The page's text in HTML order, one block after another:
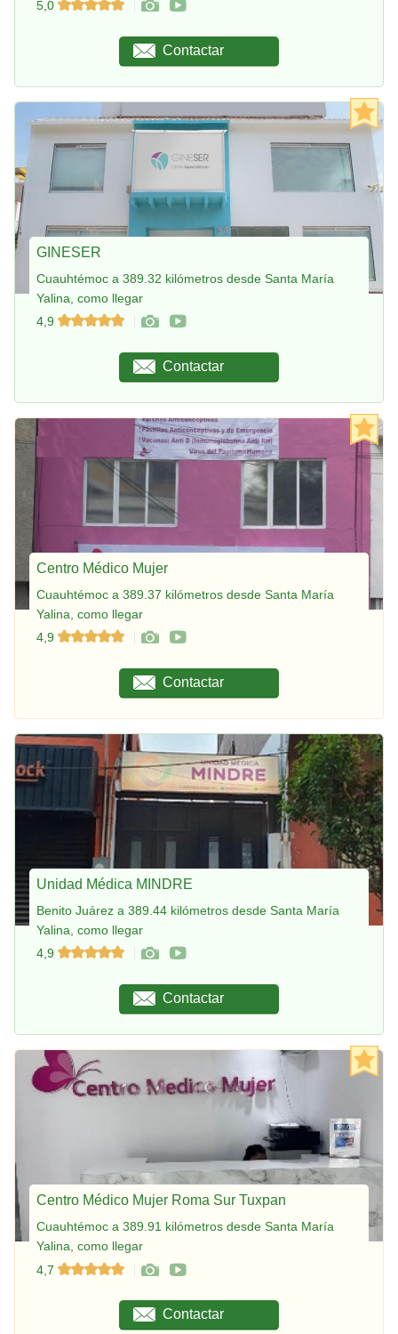
5,0
Contactar
GINESER
Cuauhtémoc a 389.32 kilómetros desde Santa María
Yalina, como llegar
4,9
Contactar
Centro Médico Mujer
Cuauhtémoc a 389.37 kilómetros desde Santa María
Yalina, como llegar
4,9
Contactar
Unidad Médica MINDRE
Benito Juárez a 389.44 kilómetros desde Santa María
Yalina, como llegar
4,9
Contactar
Centro Médico Mujer Roma Sur Tuxpan
Cuauhtémoc a 389.91 kilómetros desde Santa María
Yalina, como llegar
4,7
Contactar